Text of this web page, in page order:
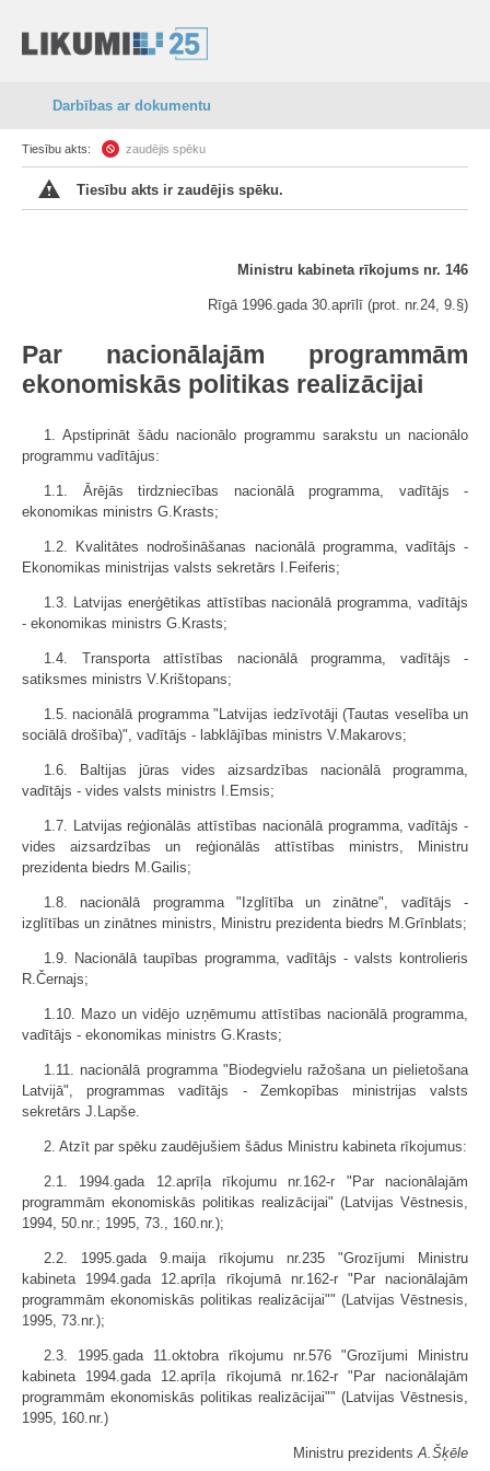
Darbības ar dokumentu
Tiesību akts: zaudējis spēku
Tiesību akts ir zaudējis spēku.
Ministru kabineta rīkojums nr. 146
Rīgā 1996.gada 30.aprīlī (prot. nr.24, 9.§)
Par nacionālajām programmām
ekonomiskās politikas realizācijai
1. Apstiprināt šādu nacionālo programmu sarakstu un nacionālo
programmu vadītājus:
1.1. Ārējās tirdzniecības nacionālā programma, vadītājs -
ekonomikas ministrs G.Krasts;
1.2. Kvalitātes nodrošināšanas nacionālā programma, vadītājs -
Ekonomikas ministrijas valsts sekretārs I.Feiferis;
1.3. Latvijas enerģētikas attīstības nacionālā programma, vadītājs
- ekonomikas ministrs G.Krasts;
1.4. Transporta attīstības nacionālā programma, vadītājs -
satiksmes ministrs V.Krištopans;
1.5. nacionālā programma "Latvijas iedzīvotāji (Tautas veselība un
sociālā drošība)", vadītājs - labklājības ministrs V.Makarovs;
1.6. Baltijas jūras vides aizsardzības nacionālā programma,
vadītājs - vides valsts ministrs I.Emsis;
1.7. Latvijas reģionālās attīstības nacionālā programma, vadītājs -
vides aizsardzības un reģionālās attīstības ministrs, Ministru
prezidenta biedrs M.Gailis;
1.8. nacionālā programma "Izglītība un zinātne", vadītājs -
izglītības un zinātnes ministrs, Ministru prezidenta biedrs M.Grīnblats;
1.9. Nacionālā taupības programma, vadītājs - valsts kontrolieris
R.Černajs;
1.10. Mazo un vidējo uzņēmumu attīstības nacionālā programma,
vadītājs - ekonomikas ministrs G.Krasts;
1.11. nacionālā programma "Biodegvielu ražošana un pielietošana
Latvijā", programmas vadītājs - Zemkopības ministrijas valsts
sekretārs J.Lapše.
2. Atzīt par spēku zaudējušiem šādus Ministru kabineta rīkojumus:
2.1. 1994.gada 12.aprīļa rīkojumu nr.162-r "Par nacionālajām
programmām ekonomiskās politikas realizācijai" (Latvijas Vēstnesis,
1994, 50.nr.; 1995, 73., 160.nr.);
2.2. 1995.gada 9.maija rīkojumu nr.235 "Grozījumi Ministru
kabineta 1994.gada 12.aprīļa rīkojumā nr.162-r "Par nacionālajām
programmām ekonomiskās politikas realizācijai"" (Latvijas Vēstnesis,
1995, 73.nr.);
2.3. 1995.gada 11.oktobra rīkojumu nr.576 "Grozījumi Ministru
kabineta 1994.gada 12.aprīļa rīkojumā nr.162-r "Par nacionālajām
programmām ekonomiskās politikas realizācijai"" (Latvijas Vēstnesis,
1995, 160.nr.)
Ministru prezidentsA.Šķēle